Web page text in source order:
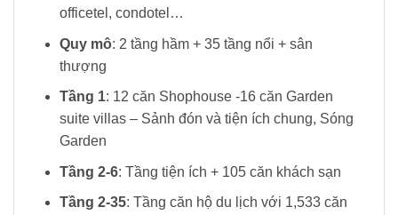
officetel, condotel…
Quy mô: 2 tầng hầm + 35 tầng nổi + sân
thượng
Tầng 1: 12 căn Shophouse -16 căn Garden
suite villas – Sảnh đón và tiện ích chung, Sóng
Garden
Tầng 2-6: Tầng tiện ích + 105 căn khách sạn
Tầng 2-35: Tầng căn hộ du lịch với 1,533 căn